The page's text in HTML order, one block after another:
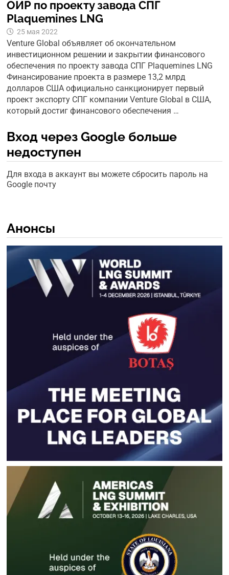
ОИР по проекту завода СПГ
Plaquemines LNG
25 мая 2022
Venture Global объявляет об окончательном
инвестиционном решении и закрытии финансового
обеспечения по проекту завода СПГ Plaquemines LNG
Финансирование проекта в размере 13,2 млрд
долларов США официально санкционирует первый
проект экспорту СПГ компании Venture Global в США,
который достиг финансового обеспечения …
Вход через Google больше
недоступен
Для входа в аккаунт вы можете сбросить пароль на
Google почту
Анонсы